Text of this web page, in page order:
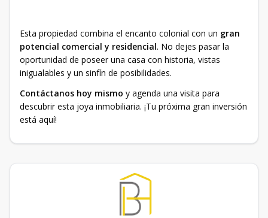
Esta propiedad combina el encanto colonial con un gran
potencial comercial y residencial. No dejes pasar la
oportunidad de poseer una casa con historia, vistas
inigualables y un sinfín de posibilidades.
Contáctanos hoy mismo y agenda una visita para
descubrir esta joya inmobiliaria. ¡Tu próxima gran inversión
está aquí!